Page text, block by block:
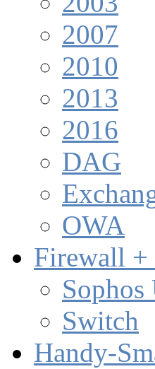
2007
2010
2013
2016
DAG
OWA
Firewall +
Switch
Handy-